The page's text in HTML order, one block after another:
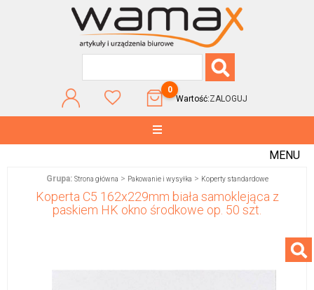
0
Wartość:ZALOGUJ
MENU
Grupa: Strona główna > Pakowanie i wysyłka > Koperty standardowe
Koperta C5 162x229mm biała samoklejąca z
paskiem HK okno środkowe op. 50 szt.